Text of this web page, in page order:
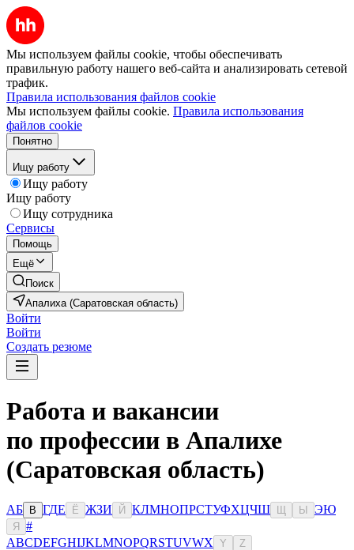
Мы используем файлы cookie, чтобы обеспечивать
правильную работу нашего веб-сайта и анализировать сетевой
трафик.
Правила использования файлов cookie
Мы используем файлы cookie. Правила использования
файлов cookie
Понятно
Ищу работу
Ищу работу
Ищу работу
Ищу сотрудника
Сервисы
Помощь
Ещё
Поиск
Апалиха (Саратовская область)
Войти
Войти
Создать резюме
Работа и вакансии
по профессии в Апалихе
(Саратовская область)
АБ В ГДЕ Ё ЖЗИ Й КЛМНОПРСТУФХЦЧШ Ы ЭЮ
Я
#
ABCDEFGHIJKLMNOPQRSTUVWX Y Z